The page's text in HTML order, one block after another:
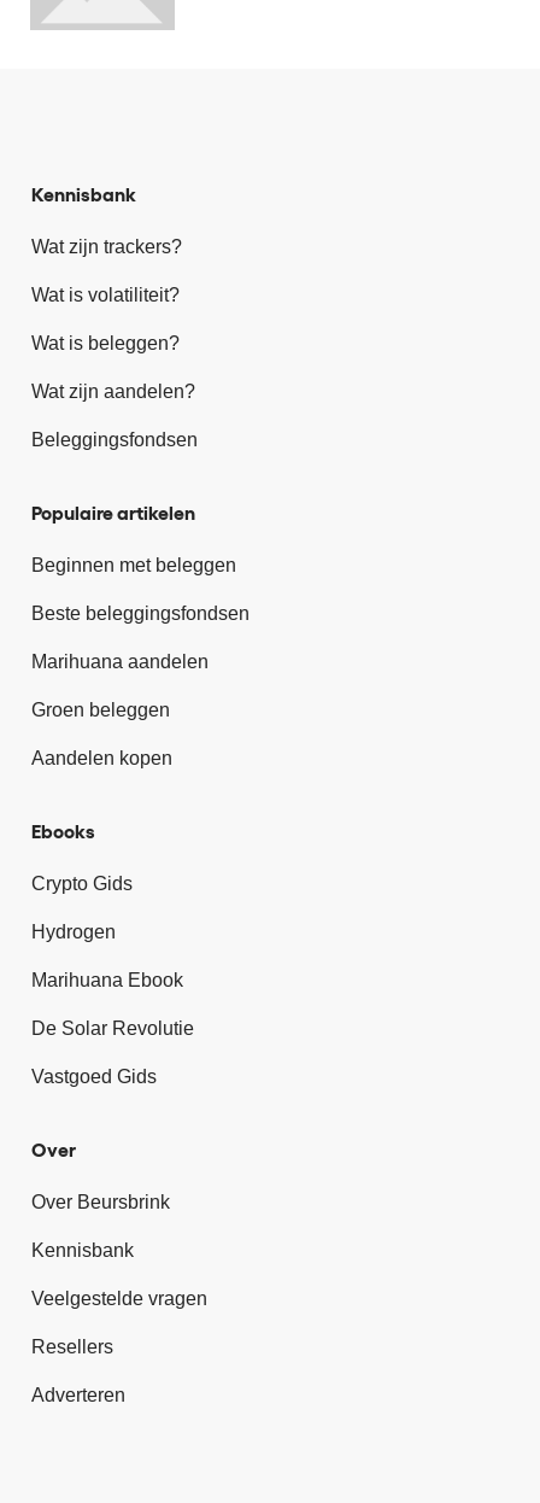
Kennisbank
Wat zijn trackers?
Wat is volatiliteit?
Wat is beleggen?
Wat zijn aandelen?
Beleggingsfondsen
Populaire artikelen
Beginnen met beleggen
Beste beleggingsfondsen
Marihuana aandelen
Groen beleggen
Aandelen kopen
Ebooks
Crypto Gids
Hydrogen
Marihuana Ebook
De Solar Revolutie
Vastgoed Gids
Over
Over Beursbrink
Kennisbank
Veelgestelde vragen
Resellers
Adverteren